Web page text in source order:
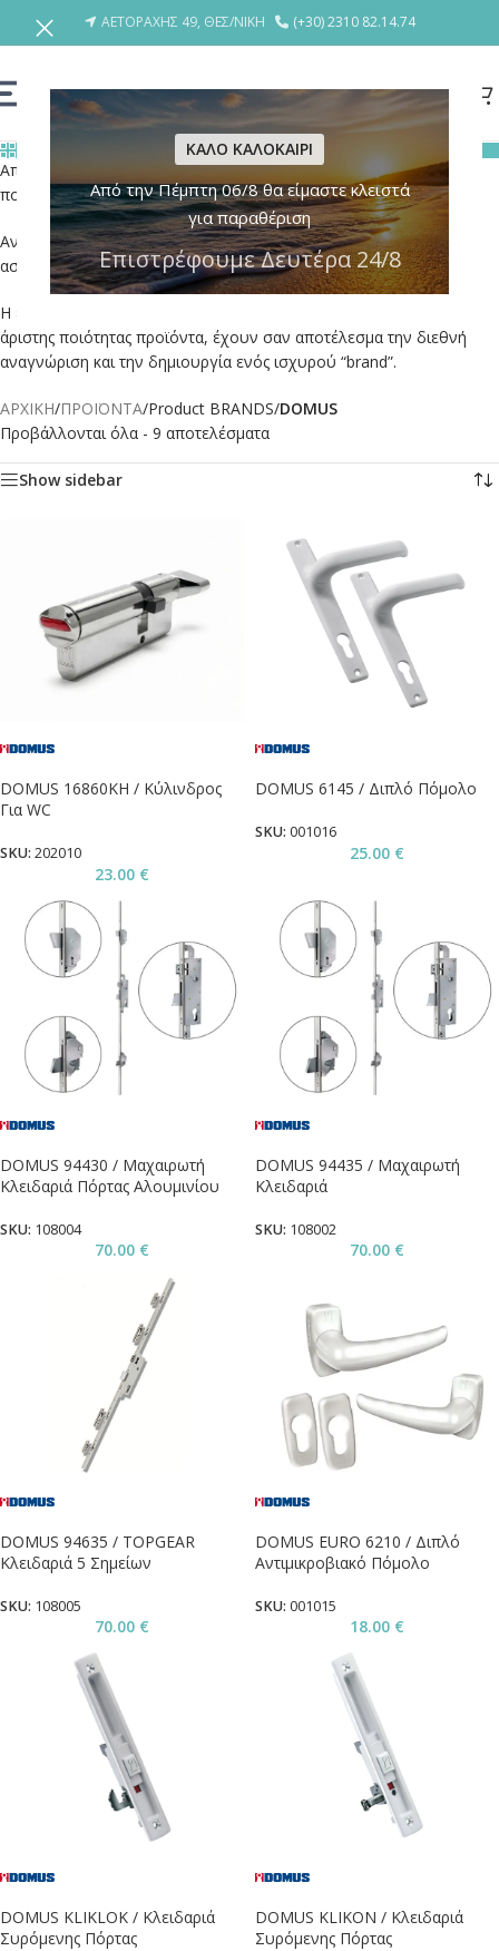
ΚΑΛΟ ΚΑΛΟΚΑΙΡΙ
Από την Πέμπτη 06/8 θα είμαστε κλειστά
για παραθέριση
Επιστρέφουμε Δευτέρα 24/8
ΑΕΤΟΡΑΧΗΣ 49, ΘΕΣ/ΝΙΚΗ (+30) 2310 82.14.74
ΚΑΤΗΓΟΡΙΕΣ
Από το 1916, η κλειθροποιία DOMUS είναι το “κλειδί” για την
ποιότητα στις πόρτες του ελληνικού σπιτιού.
Αναμφισβήτητα είναι η κορυφαία ελληνική εταιρία στον χώρο της
ασφάλειας του κουφώματος.
Η εξαγωγική δραστηριότητα της εταιρείας σε συνδυασμό με τα
άριστης ποιότητας προϊόντα, έχουν σαν αποτέλεσμα την διεθνή
αναγνώριση και την δημιουργία ενός ισχυρού “brand”.
ΑΡΧΙΚΗ/ΠΡΟΪΟΝΤΑ/Product BRANDS/DOMUS
Προβάλλονται όλα - 9 αποτελέσματα
Show sidebar
DOMUS 16860KH / Κύλινδρος
Για WC
SKU: 202010
23.00 €
DOMUS 6145 / Διπλό Πόμολο
SKU: 001016
25.00 €
DOMUS 94430 / Μαχαιρωτή
Κλειδαριά Πόρτας Αλουμινίου
SKU: 108004
70.00 €
DOMUS 94435 / Μαχαιρωτή
Κλειδαριά
SKU: 108002
70.00 €
DOMUS 94635 / TOPGEAR
Κλειδαριά 5 Σημείων
SKU: 108005
70.00 €
DOMUS EURO 6210 / Διπλό
Αντιμικροβιακό Πόμολο
SKU: 001015
18.00 €
DOMUS KLIKLOK / Κλειδαριά
Συρόμενης Πόρτας
DOMUS KLIKON / Κλειδαριά
Συρόμενης Πόρτας